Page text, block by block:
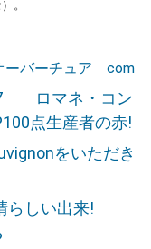
。
ーバーチュア com
ロマネ・コン
点生産者の赤!
をいただき
らしい出来!